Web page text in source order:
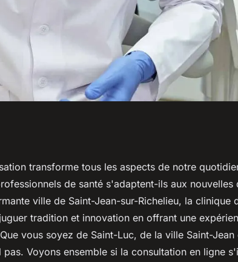
en
?
transforme tous les aspects de notre
de santé s'adaptent-ils aux nouvelles
ville de Saint-Jean-sur-Richelieu, la clinique
tradition et innovation en offrant une
vous soyez de Saint-Luc, de la ville Saint-
Voyons ensemble si la consultation en ligne